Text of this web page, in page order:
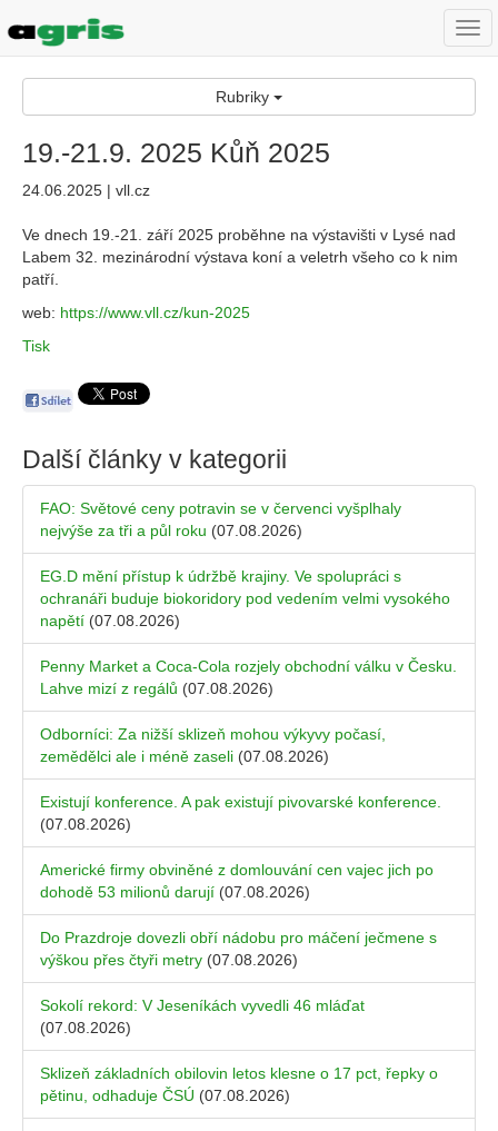
Rubriky
19.-21.9. 2025 Kůň 2025
24.06.2025 | vll.cz
Ve dnech 19.-21. září 2025 proběhne na výstavišti v Lysé nad
Labem 32. mezinárodní výstava koní a veletrh všeho co k nim
patří.
web: https://www.vll.cz/kun-2025
Tisk
Další články v kategorii
FAO: Světové ceny potravin se v červenci vyšplhaly
nejvýše za tři a půl roku (07.08.2026)
EG.D mění přístup k údržbě krajiny. Ve spolupráci s
ochranáři buduje biokoridory pod vedením velmi vysokého
napětí (07.08.2026)
Penny Market a Coca-Cola rozjely obchodní válku v Česku.
Lahve mizí z regálů (07.08.2026)
Odborníci: Za nižší sklizeň mohou výkyvy počasí,
zemědělci ale i méně zaseli (07.08.2026)
Existují konference. A pak existují pivovarské konference.
(07.08.2026)
Americké firmy obviněné z domlouvání cen vajec jich po
dohodě 53 milionů darují (07.08.2026)
Do Prazdroje dovezli obří nádobu pro máčení ječmene s
výškou přes čtyři metry (07.08.2026)
Sokolí rekord: V Jeseníkách vyvedli 46 mláďat
(07.08.2026)
Sklizeň základních obilovin letos klesne o 17 pct, řepky o
pětinu, odhaduje ČSÚ (07.08.2026)